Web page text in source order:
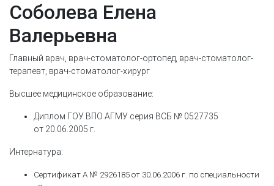
Соболева Елена
Валерьевна
Главный врач, врач-стоматолог-ортопед, врач-стоматолог-
терапевт, врач-стоматолог-хирург
Высшее медицинское образование:
Диплом ГОУ ВПО АГМУ серия ВСБ № 0527735
от 20.06.2005 г.
Интернатура:
Сертификат А № 2926185 от 30.06.2006 г. по специальности